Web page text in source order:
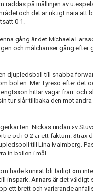
räddas på mållinjen av
och det är riktigt nära att
0-1.
gång är det Michaela
och målchanser gång efter
djupledsboll till snabba
bollen. Mer Tyresö efter det
hittar vägar fram och
tur slår tillbaka den mot andra
Nickas undan av
och 0-2 är ett faktum. Strax
till Lina Malmborg.
in bollen i mål.
hade kunnat bli farligt om
inspark. Annars är det väldigt
ett brett och varierande